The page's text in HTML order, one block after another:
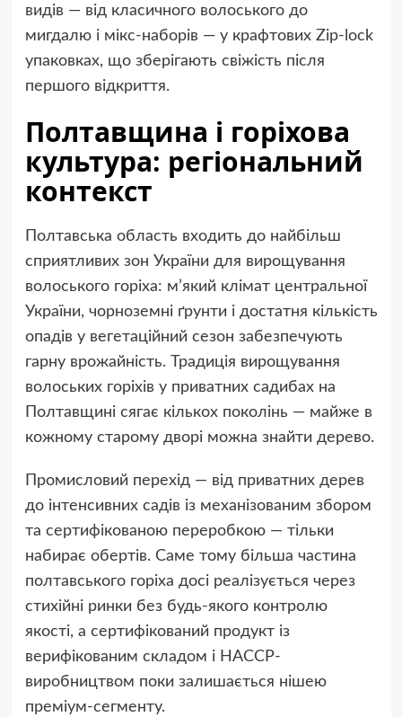
видів — від класичного волоського до
мигдалю і мікс-наборів — у крафтових Zip-lock
упаковках, що зберігають свіжість після
першого відкриття.
Полтавщина і горіхова
культура: регіональний
контекст
Полтавська область входить до найбільш
сприятливих зон України для вирощування
волоського горіха: м’який клімат центральної
України, чорноземні ґрунти і достатня кількість
опадів у вегетаційний сезон забезпечують
гарну врожайність. Традиція вирощування
волоських горіхів у приватних садибах на
Полтавщині сягає кількох поколінь — майже в
кожному старому дворі можна знайти дерево.
Промисловий перехід — від приватних дерев
до інтенсивних садів із механізованим збором
та сертифікованою переробкою — тільки
набирає обертів. Саме тому більша частина
полтавського горіха досі реалізується через
стихійні ринки без будь-якого контролю
якості, а сертифікований продукт із
верифікованим складом і HACCP-
виробництвом поки залишається нішею
преміум-сегменту.